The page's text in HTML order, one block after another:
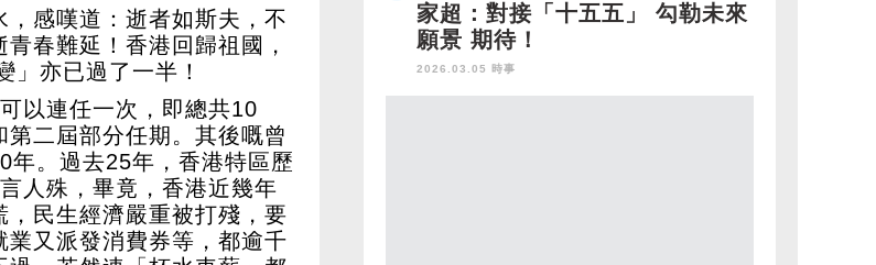
感嘆道：逝者如斯夫，不
春難延！香港回歸祖國，
」亦已過了一半！
以連任一次，即總共10
二屆部分任期。其後嘅曾
年。過去25年，香港特區歷
人殊，畢竟，香港近幾年
民生經濟嚴重被打殘，要
又派發消費券等，都逾千
家超：對接「十五五」 勾勒未來
願景 期待！
2026.03.05 時事